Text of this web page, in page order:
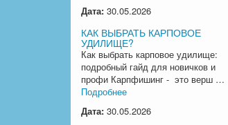
Дата: 30.05.2026
КАК ВЫБРАТЬ КАРПОВОЕ
УДИЛИЩЕ?
Как выбрать карповое удилище:
подробный гайд для новичков и
профи Карпфишинг - это верш …
Подробнее
Дата: 30.05.2026